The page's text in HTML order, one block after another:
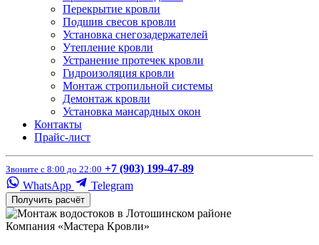
Перекрытие кровли
Подшив свесов кровли
Установка снегозадержателей
Утепление кровли
Устранение протечек кровли
Гидроизоляция кровли
Монтаж стропильной системы
Демонтаж кровли
Установка мансардных окон
Контакты
Прайс-лист
Звоните с 8:00 до 22:00 +7 (903) 199-47-89
WhatsApp
Telegram
Получить расчёт
Компания «Мастера Кровли»